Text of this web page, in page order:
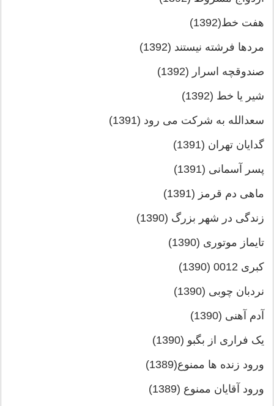
هفت خط(1392)
مردها فرشته نیستند (1392)
صندوقچه اسرار (1392)
شیر یا خط (1392)
سعدالله به شرکت می رود (1391)
گدایان تهران (1391)
پسر آسمانی (1391)
ماهی دم قرمز (1391)
زندگی در شهر بزرگ (1390)
تایماز موتوری (1390)
کبری 0012 (1390)
نردبان چوبی (1390)
آدم آهنی (1390)
یک فراری از بگبو (1390)
ورود زنده ها ممنوع(1389)
ورود آقایان ممنوع (1389)